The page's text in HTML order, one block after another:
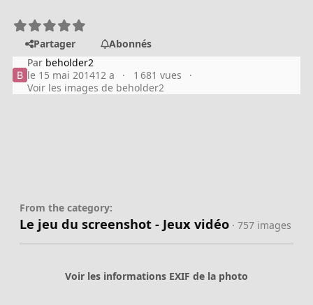
Partager
Abonnés
Par beholder2
le 15 mai 201412 a
1 681 vues
Voir les images de beholder2
From the category:
Le jeu du screenshot - Jeux vidéo · 757 images
Voir les informations EXIF de la photo